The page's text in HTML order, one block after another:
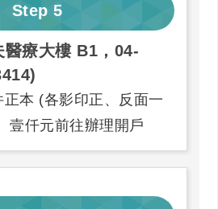
Step 5
醫療大樓 B1，04-
本 (各影印正、反面一
壹仟元前往辦理開戶